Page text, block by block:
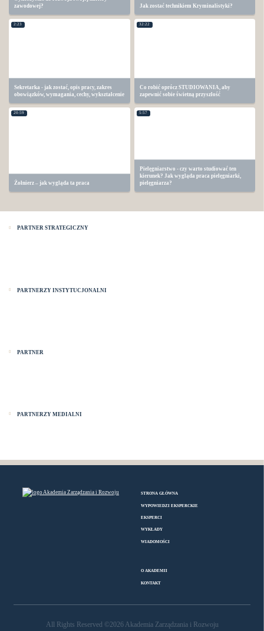
zawodowej?
Jak zostać technikiem Kryminalistyki?
2:23
Sekretarka - jak zostać, opis pracy, zakres
obowiązków, wymagania, cechy, wykształcenie
32:22
Co robić oprócz STUDIOWANIA, aby
zapewnić sobie świetną przyszłość
20:59
Żołnierz – jak wygląda ta praca
5:57
Pielęgniarstwo - czy warto studiować ten
kierunek? Jak wygląda praca pielęgniarki,
pielęgniarza?
PARTNER STRATEGICZNY
PARTNERZY INSTYTUCJONALNI
PARTNER
PARTNERZY MEDIALNI
STRONA GŁÓWNA
WYPOWIEDZI EKSPERCKIE
EKSPERCI
WYKŁADY
WIADOMOŚCI
O AKADEMII
KONTAKT
All Rights Reserved ©2026 Akademia Zarządzania i Rozwoju